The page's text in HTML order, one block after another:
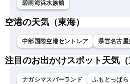
碧南海浜水族館
空港の天気（東海）
中部国際空港セントレア 県営名古屋
注目のお出かけスポット天気（
ナガシマスパーランド ふもとっぱら